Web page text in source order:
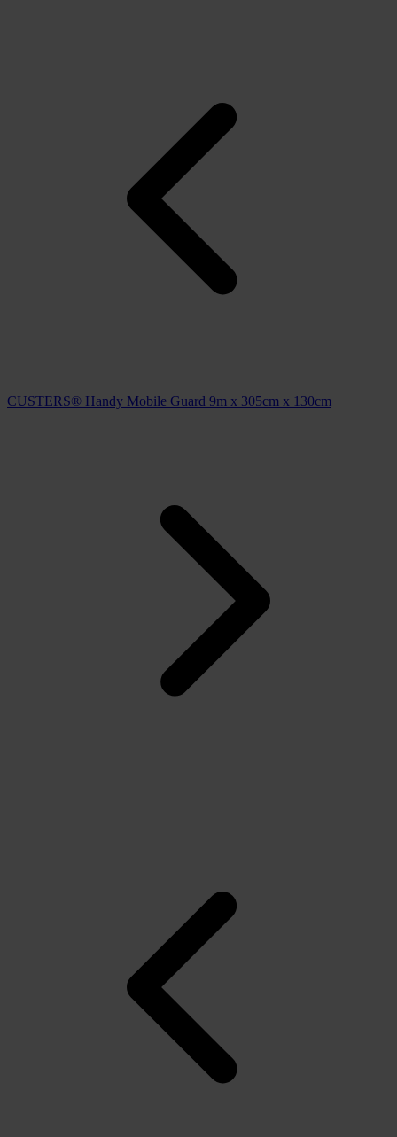
CUSTERS® Handy Mobile Guard 9m x 305cm x 130cm